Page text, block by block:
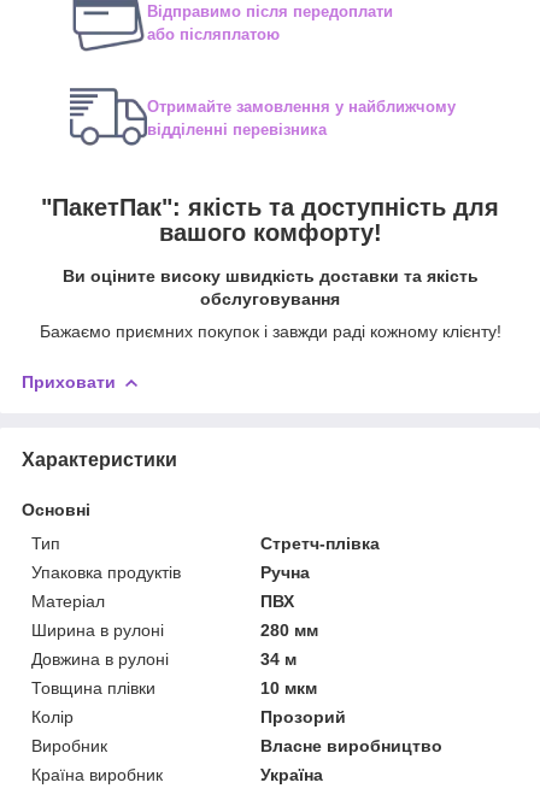
Відправимо після передоплати
або післяплатою
Отримайте замовлення у найближчому
відділенні перевізника
"ПакетПак": якість та доступність для
вашого комфорту!
Ви оціните високу швидкість доставки та якість
обслуговування
Бажаємо приємних покупок і завжди раді кожному клієнту!
Приховати
Характеристики
Основні
Тип
Стретч-плівка
Упаковка продуктів
Ручна
Матеріал
ПВХ
Ширина в рулоні
280 мм
Довжина в рулоні
34 м
Товщина плівки
10 мкм
Колір
Прозорий
Виробник
Власне виробництво
Країна виробник
Україна